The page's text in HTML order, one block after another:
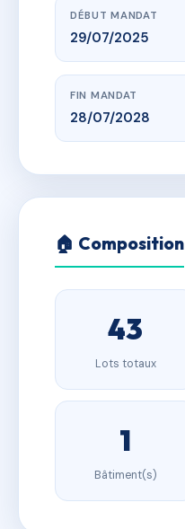
DÉBUT MANDAT
29/07/2025
FIN MANDAT
28/07/2028
🏠 Composition
43
Lots totaux
1
Bâtiment(s)